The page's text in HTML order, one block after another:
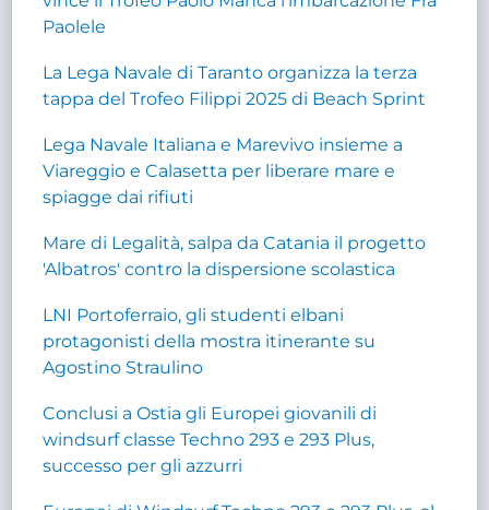
Paolele
La Lega Navale di Taranto organizza la terza
tappa del Trofeo Filippi 2025 di Beach Sprint
Lega Navale Italiana e Marevivo insieme a
Viareggio e Calasetta per liberare mare e
spiagge dai rifiuti
Mare di Legalità, salpa da Catania il progetto
'Albatros' contro la dispersione scolastica
LNI Portoferraio, gli studenti elbani
protagonisti della mostra itinerante su
Agostino Straulino
Conclusi a Ostia gli Europei giovanili di
windsurf classe Techno 293 e 293 Plus,
successo per gli azzurri